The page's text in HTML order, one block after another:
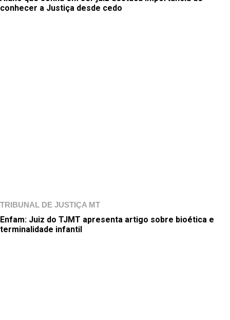
conhecer a Justiça desde cedo
TRIBUNAL DE JUSTIÇA MT
Enfam: Juiz do TJMT apresenta artigo sobre bioética e
terminalidade infantil